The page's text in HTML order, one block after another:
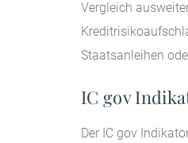
Vergleich
Staatsanleihen
IC gov
Der IC gov